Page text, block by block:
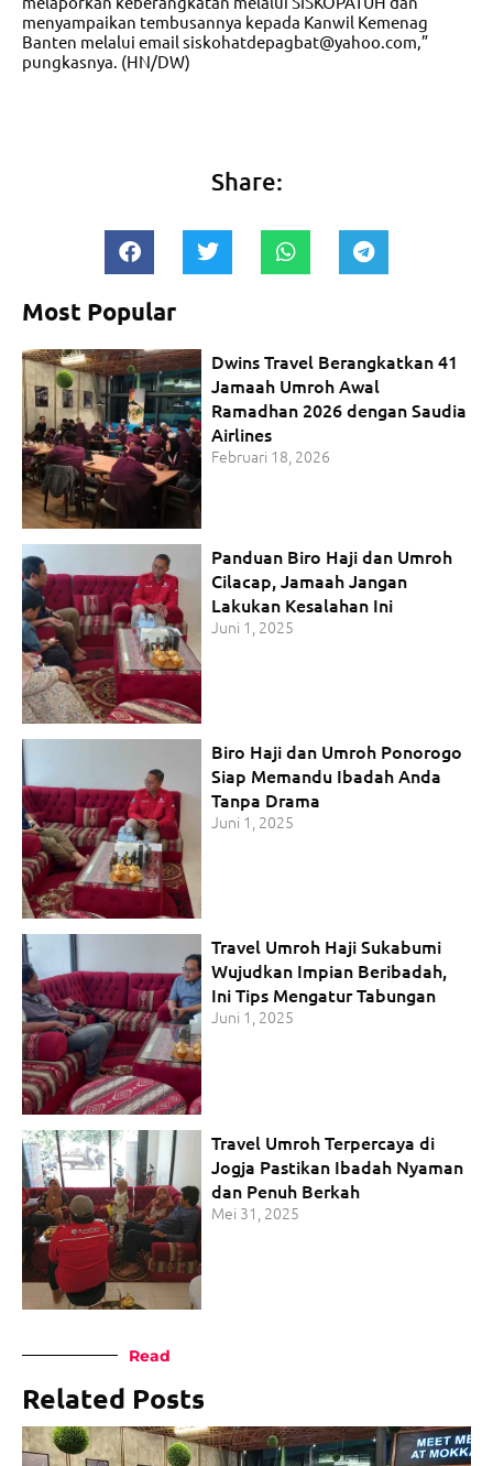
menyampaikan tembusannya kepada Kanwil Kemenag
Banten melalui email siskohatdepagbat@yahoo.com ,”
pungkasnya. (HN/DW)
Share:
Most Popular
Dwins Travel Berangkatkan 41
Jamaah Umroh Awal
Ramadhan 2026 dengan Saudia
Airlines
Februari 18, 2026
Panduan Biro Haji dan Umroh
Cilacap, Jamaah Jangan
Lakukan Kesalahan Ini
Juni 1, 2025
Biro Haji dan Umroh Ponorogo
Siap Memandu Ibadah Anda
Tanpa Drama
Juni 1, 2025
Travel Umroh Haji Sukabumi
Wujudkan Impian Beribadah,
Ini Tips Mengatur Tabungan
Juni 1, 2025
Travel Umroh Terpercaya di
Jogja Pastikan Ibadah Nyaman
dan Penuh Berkah
Mei 31, 2025
Read
Related Posts